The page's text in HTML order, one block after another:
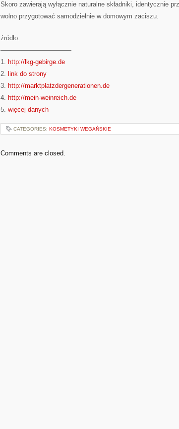
Skoro zawierają wyłącznie naturalne składniki, identycznie
wolno przygotować samodzielnie w domowym zaciszu.
źródło:
———————————
1. http://lkg-gebirge.de
2. link do strony
3. http://marktplatzdergenerationen.de
4. http://mein-weinreich.de
5. więcej danych
CATEGORIES: KOSMETYKI WEGAŃSKIE
Comments are closed.